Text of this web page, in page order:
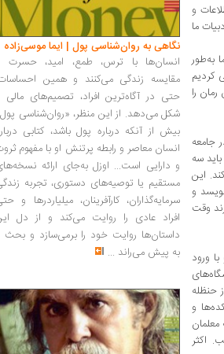
و
ما
به‌طور
کردیم
آن رمان را
جامعه
سه
کند. این
و
وقت
ورود
حنظله
و
اکثر
نگاهی به روان‌شناسی پول | ایما موسی‌زاده
انسان‌ها با ترس، طمع، امید، حسرت
مقایسه زندگی می‌کنند و همین
حتی در آگاه‌ترین افراد، تصمیم‌های مالی
شکل می‌دهد. از این منظر، «روان‌شناسی
بیش از آنکه درباره پول باشد، کتابی
انسان معاصر و رابطه پرتنش او با مفهوم
و دارایی است... اوزل به‌جای ارائه
مستقیم یا توصیه‌های دستوری، تجربه
سرمایه‌گذاران، کارآفرینان، میلیاردرها و
افراد عادی را روایت می‌کند و از دل
داستان‌ها روایت خود را برمی‌سازد و بحث
به پیش می‌راند ...